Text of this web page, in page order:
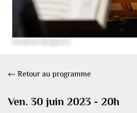
©Gabriel Balaguera
← Retour au programme
Ven. 30 juin 2023 - 20h